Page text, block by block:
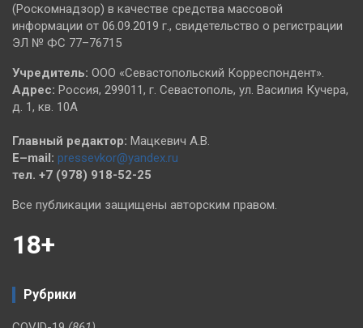
(Роскомнадзор) в качестве средства массовой
информации от 06.09.2019 г., свидетельство о регистрации
ЭЛ № ФС 77–76715
Учредитель: ООО «Севастопольский Корреспондент».
Адрес: Россия, 299011, г. Севастополь, ул. Василия Кучера,
д. 1, кв. 10А
Главный редактор: Мацкевич А.В.
E–mail: pressevkor@yandex.ru
тел. +7 (978) 918-52-25
Все публикации защищены авторским правом.
18+
Рубрики